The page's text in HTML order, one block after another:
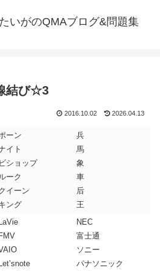
いがのQMAブログ&問題集
結び☆3
2016.10.02 2026.04.13
ーン
イト
ビショップ
ーク
イーン
ング
兵
馬
象
車
后
王
LaVie
FMV
Let’snote
NEC
富士通
ソニー
パナソニック